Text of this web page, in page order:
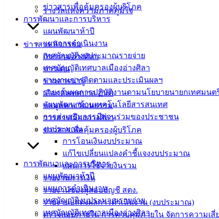
ข่าวสารเพื่อคุ้มครองผู้บริโภค
การพัฒนาและการบริหาร
แผนพัฒนาห้าปี
แผนการดำเนินงาน
เทศบัญญัติงบประมาณรายจ่าย
เทศบัญญัติเทศบาลเมืองอ่างศิลา
รายงานการติดตามและประเมินผลฯ
รายงานผลการปฏิบัติงานตามนโยบายนายกเทศมนต
แผนพัฒนาด้านเทคโนโลยีสารสนเทศ
การส่งเสริมการมีส่วนร่วมของประชาชน
งบประมาณ
การโอนเงินงบประมาณ
แก้ไขเปลี่ยนแปลงคำชี้แจงงบประมาณ
แผนการใช้จ่ายงินรวม
รายงานการเงิน
รายงานของผู้สอบบัญชี สตง.
รายงานแสดงผลการดำเนินงาน (งบประมาณ)
ตรวจสอบภายใน การควบคุมภายใน จัดการความเสี่
รางวัลแห่งความภาคภูมิใจ
ข่าวสาร กิจกรรม
กิจกรรมอ่างศิลา
ข่าวเด่น
ข่าวสารน่ารู้
เลือกตั้งเทศบาล 2568
ข้อมูลทางวัฒนธรรม
วารสารเมืองอ่างศิลา
ข่าวสารเพื่อคุ้มครองผู้บริโภค
การพัฒนาและการบริหาร
แผนพัฒนาห้าปี
แผนการดำเนินงาน
เทศบัญญัติงบประมาณรายจ่าย
เทศบัญญัติเทศบาลเมืองอ่างศิลา
ที่ตั้ง : สำนักงานเทศบาลเมืองอ่างศิลา 90/338 ม.3
ต.เสม็ด อ.เมือง จ.ชลบุรี 20000
ติดต่อ :038-142-100-104
บริการประชาชน
ดาวน์โหลดแบบฟอร์ม, เอกสาร
คู่มือสำหรับประชาชน/คู่มือการปฏิบัติงาน
ข่าวสารน่ารู้
ศุนย์ข้อมูลข่าวสารอิเล็กทรอนิกส์
องค์ความรู้ (Knowledge Management)
ติดต่อเทศบาล
สายตรงนายก
ประวัติเทศบาล